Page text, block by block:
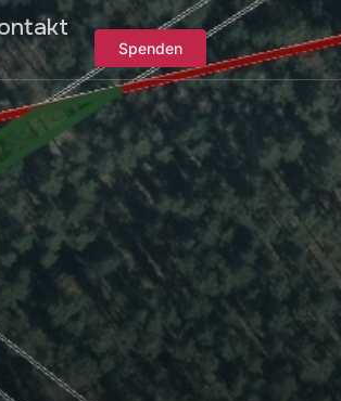
Spenden